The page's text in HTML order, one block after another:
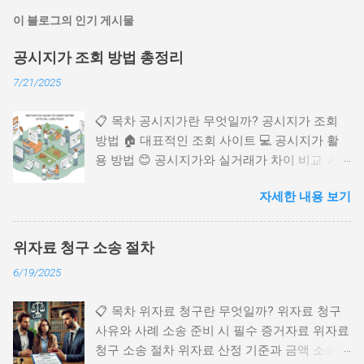
이 블로그의 인기 게시물
공시지가 조회 방법 총정리
7/21/2025
📋 목차 공시지가란 무엇일까? 공시지가 조회
방법 🏠 대표적인 조회 사이트 💻 공시지가 활
용 방법 😊 공시지가와 실거래가 차이 비교 🔎
동산 세금이나 각종 과세 기준을 정할 때 꼭 필
요한 지표 중 하나예요. 국토교통부에서 매년 발
표하며 토지의 기준 가격을 의미하지요. 특히 부
동산 거래나 상속, 증여 시에도 필수적으로 확인
요. 하지만 한 번만 방법을 배우면 생각보다 정
말 간단하답니다! 😄 오늘은 누구나 쉽게 따라할
수 있는 공시지가 조회 방법부터 다양한 활용법
자세한 내용 보기
위자료 청구 소송 절차
6/19/2025
📋 목차 위자료 청구란 무엇일까? 위자료 청구
사유와 사례 소송 준비 시 필수 증거자료 위자료
청구 소송 절차 위자료 산정 기준과 금액 소송